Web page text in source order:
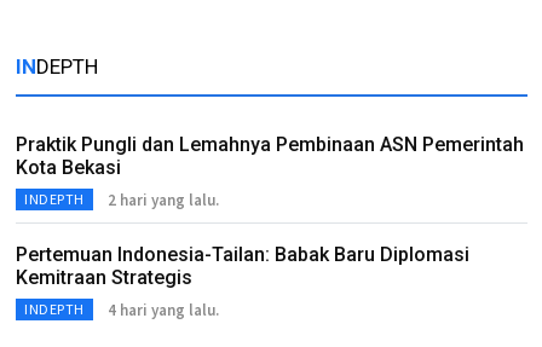
INDEPTH
Praktik Pungli dan Lemahnya Pembinaan ASN Pemerintah
Kota Bekasi
INDEPTH 2 hari yang lalu.
Pertemuan Indonesia-Tailan: Babak Baru Diplomasi
Kemitraan Strategis
INDEPTH 4 hari yang lalu.